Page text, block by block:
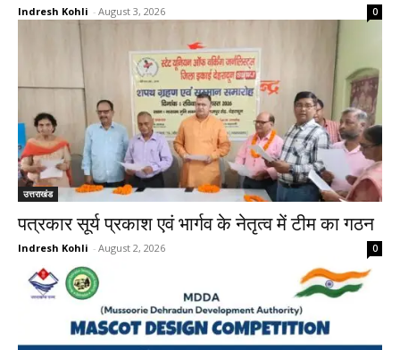
Indresh Kohli - August 3, 2026 0
उत्तराखंड
पत्रकार सूर्य प्रकाश एवं भार्गव के नेतृत्व में टीम का गठन
Indresh Kohli - August 2, 2026 0